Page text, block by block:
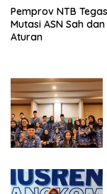
Pemprov NTB
Mutasi ASN Sah
Aturan